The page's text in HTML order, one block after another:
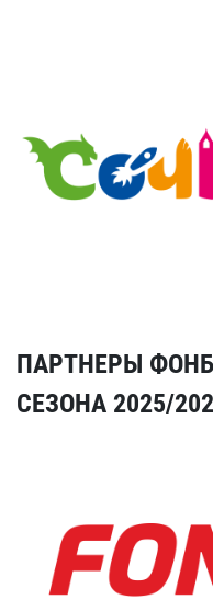
ПАРТНЕРЫ
СЕЗОНА 2025/